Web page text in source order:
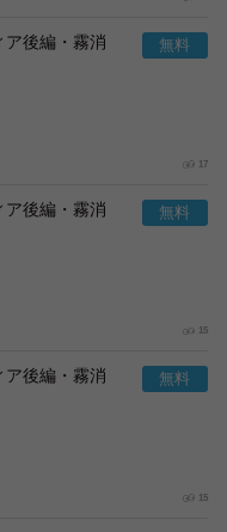
後編・霧消
17
後編・霧消
15
後編・霧消
15